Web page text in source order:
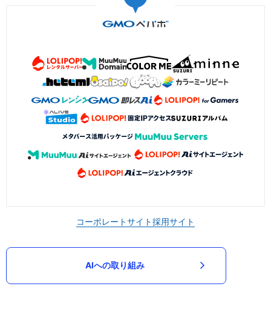
コーポレートサイト採用サイト
AIへの取り組み